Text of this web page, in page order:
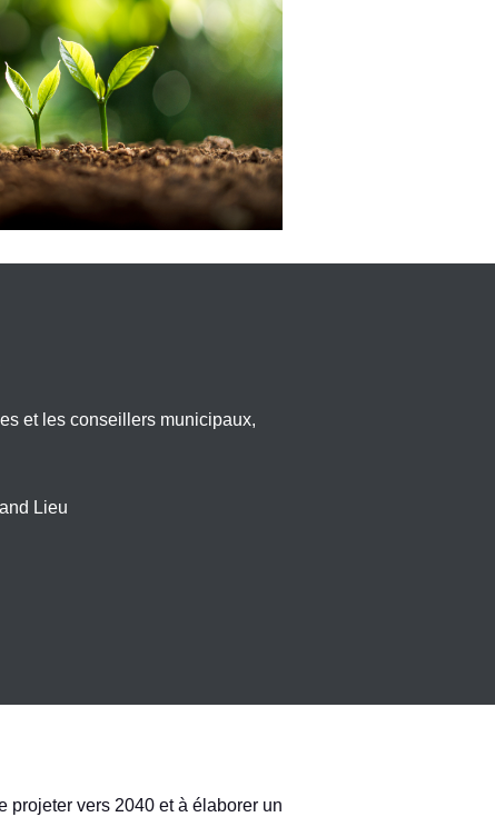
et les conseillers municipaux,
Lieu
projeter vers 2040 et à élaborer un